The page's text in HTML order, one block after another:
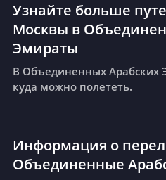
Узнайте больше
Москвы в
Эмираты
В Объединенных Арабских
куда можно полететь.
Информация о
Объединенные